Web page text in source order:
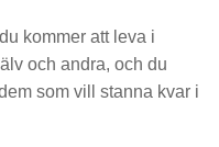
kommer att leva i
och andra, och du
som vill stanna kvar i